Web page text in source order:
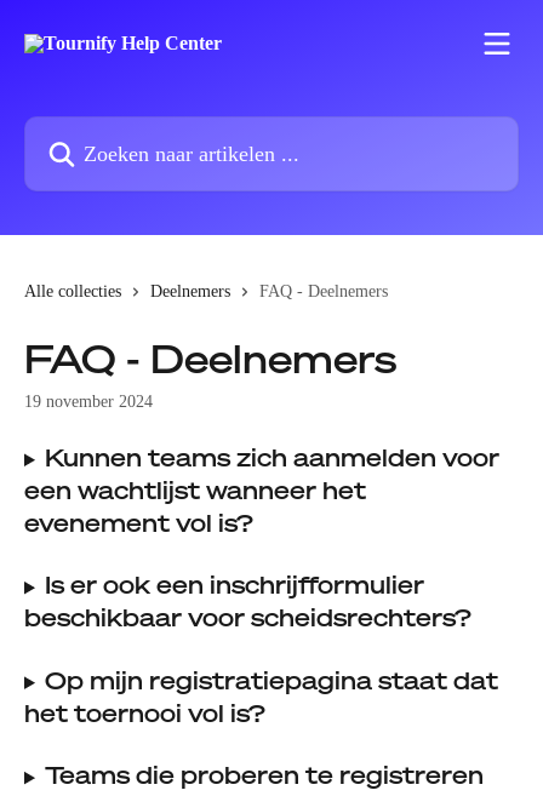
Zoeken naar artikelen ...
Alle collecties Deelnemers FAQ - Deelnemers
FAQ - Deelnemers
19 november 2024
Kunnen teams zich aanmelden voor
een wachtlijst wanneer het
evenement vol is?
Is er ook een inschrijfformulier
beschikbaar voor scheidsrechters?
Op mijn registratiepagina staat dat
het toernooi vol is?
Teams die proberen te registreren